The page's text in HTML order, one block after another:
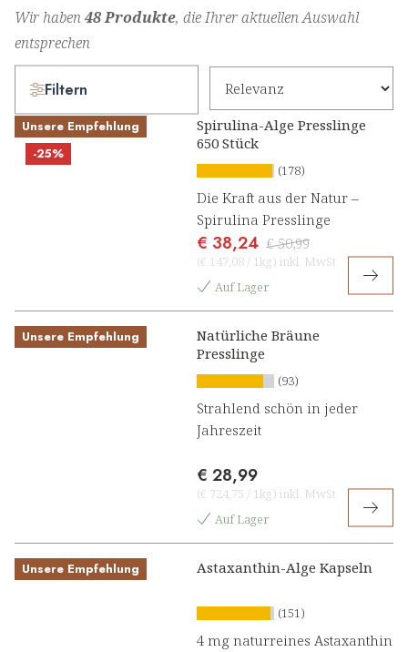
Wir haben48 Produkte, die Ihrer aktuellen Auswahl
entsprechen
Filtern
Unsere Empfehlung
-25%
Spirulina-Alge Presslinge
650 Stück
(178)
Die Kraft aus der Natur –
Spirulina Presslinge
€ 38,24 € 50,99
(€ 147,08 / 1kg) inkl. MwSt
Auf Lager
Unsere Empfehlung
Natürliche Bräune
Presslinge
(93)
Strahlend schön in jeder
Jahreszeit
€ 28,99
(€ 724,75 / 1kg) inkl. MwSt
Auf Lager
Unsere Empfehlung Astaxanthin-Alge Kapseln
(151)
4 mg naturreines Astaxanthin